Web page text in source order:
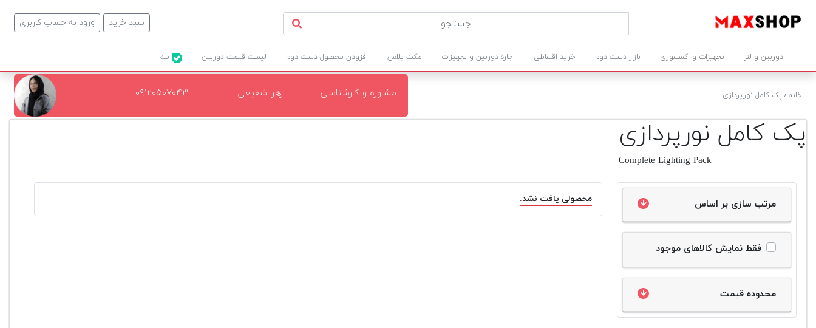
ورود به حساب کاربری سبد خرید
دوربین و لنز تجهیزات و اکسسوری بازار دست دوم خرید اقساطی اجاره دوربین و تجهیزات مکث پلاس افزودن محصول دست دوم لیست قیمت دوربین
خانه/ پک کامل نورپردازی مشاوره و کارشناسی زهرا شفیعی ۰۹۱۲۰۵۰۷۰۴۳
پک کامل نورپردازی
Complete Lighting Pack
مرتب سازی بر اساس
فقط نمایش کالاهای موجود
محدوده قیمت
محصولی یافت نشد.